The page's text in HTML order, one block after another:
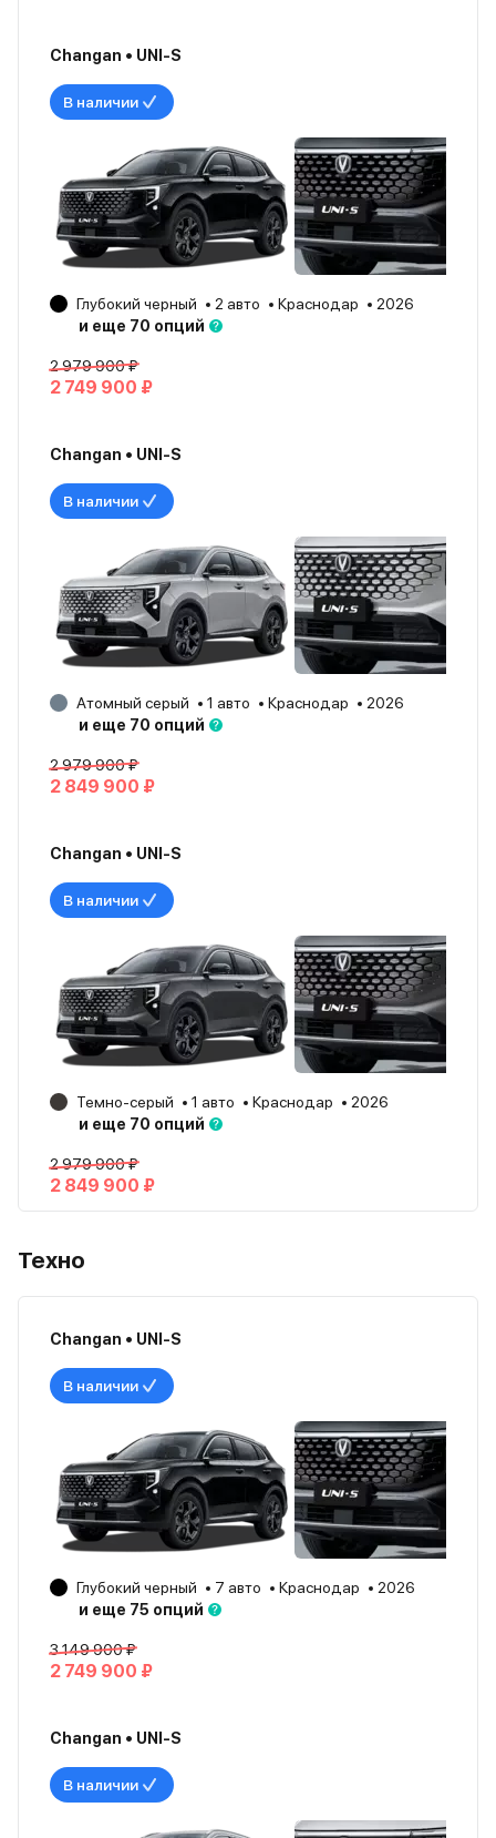
Changan • UNI-S
В наличии
Глубокий черный 2 авто Краснодар
2026
и еще 70 опций
2 979 900 ₽
2 749 900 ₽
Changan • UNI-S
В наличии
Атомный серый 1 авто Краснодар
2026
и еще 70 опций
2 979 900 ₽
2 849 900 ₽
Changan • UNI-S
В наличии
Темно-серый 1 авто Краснодар
2026
и еще 70 опций
2 979 900 ₽
2 849 900 ₽
Техно
Changan • UNI-S
В наличии
Глубокий черный 7 авто Краснодар
2026
и еще 75 опций
3 149 900 ₽
2 749 900 ₽
Changan • UNI-S
В наличии